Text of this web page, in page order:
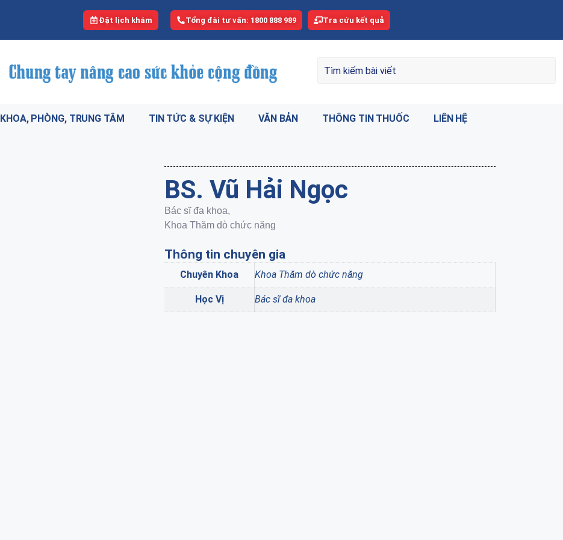
Đặt lịch khám Tổng đài tư vấn: 1800 888 989 Tra cứu kết quả
KHOA, PHÒNG, TRUNG TÂM TIN TỨC & SỰ KIỆN VĂN BẢN THÔNG TIN THUỐC LIÊN HỆ
BS. Vũ Hải Ngọc
Bác sĩ đa khoa,
Khoa Thăm dò chức năng
Thông tin chuyên gia
Chuyên Khoa Khoa Thăm dò chức năng
Học Vị Bác sĩ đa khoa